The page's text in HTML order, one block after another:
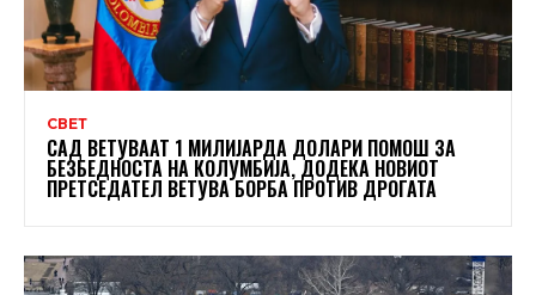
СВЕТ
САД ВЕТУВААТ 1 МИЛИЈАРДА ДОЛАРИ ПОМОШ ЗА
БЕЗБЕДНОСТА НА КОЛУМБИЈА, ДОДЕКА НОВИОТ
ПРЕТСЕДАТЕЛ ВЕТУВА БОРБА ПРОТИВ ДРОГАТА